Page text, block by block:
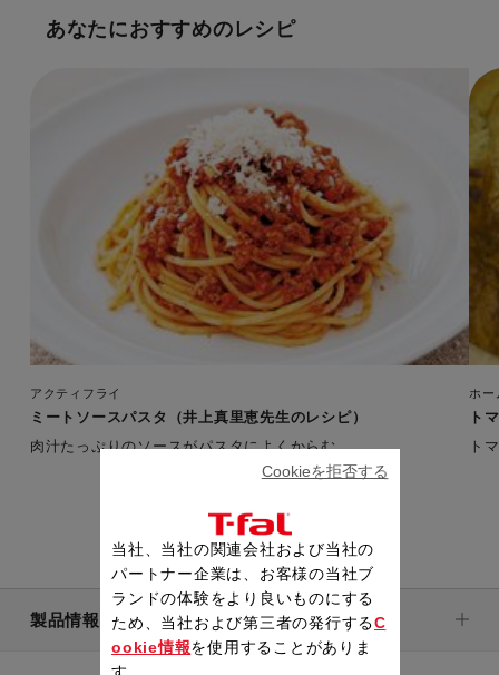
あなたにおすすめのレシピ
アクティフライ
ミートソースパスタ（井上真里恵先生のレシピ）
肉汁たっぷりのソースがパスタによくからむ
ホー
ト
ト
製品情報
当社、当社の関連会社および当社の
パートナー企業は、お客様の当社ブ
ランドの体験をより良いものにする
ため、当社および第三者の発行するC
ookie情報を使用することがありま
Cookieを拒否する